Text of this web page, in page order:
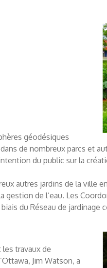
géodésiques
de nombreux parcs et
du public sur la
autres jardins de la ville
de l’eau. Les
du Réseau de jardinage
les travaux de
Jim Watson, a